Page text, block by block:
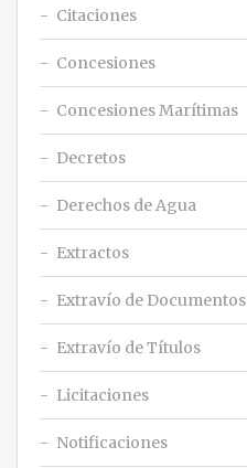
Citaciones
Concesiones
Concesiones Marítimas
Decretos
Derechos de Agua
Extractos
Extravío de Documentos
Extravío de Títulos
Licitaciones
Notificaciones